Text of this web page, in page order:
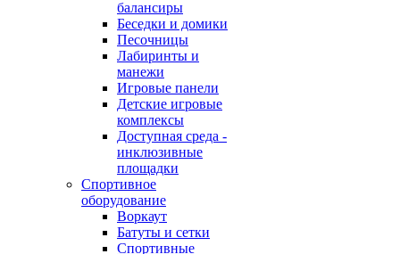
балансиры
Беседки и домики
Песочницы
Лабиринты и
манежи
Игровые панели
Детские игровые
комплексы
Доступная среда -
инклюзивные
площадки
Спортивное
оборудование
Воркаут
Батуты и сетки
Спортивные